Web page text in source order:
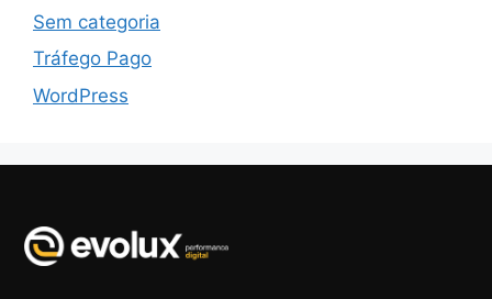
Sem categoria
Tráfego Pago
WordPress